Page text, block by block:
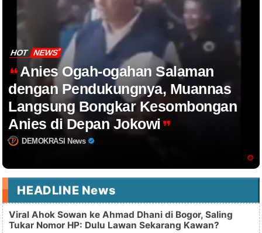
HOT NEWS
Anies Ogah-ogahan Salaman
dengan Pendukungnya, Muannas
Langsung Bongkar Kesombongan
Anies di Depan Jokowi
DEMOKRASI News
HEADLINE News
Viral Ahok Sowan ke Ahmad Dhani di Bogor, Saling
Tukar Nomor HP: Dulu Lawan Sekarang Kawan?